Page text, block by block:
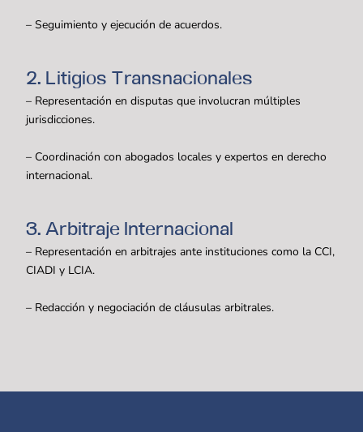
– Seguimiento y ejecución de acuerdos.
2. Litigios Transnacionales
– Representación en disputas que involucran múltiples
jurisdicciones.
– Coordinación con abogados locales y expertos en derecho
internacional.
3. Arbitraje Internacional
– Representación en arbitrajes ante instituciones como la CCI,
CIADI y LCIA.
– Redacción y negociación de cláusulas arbitrales.